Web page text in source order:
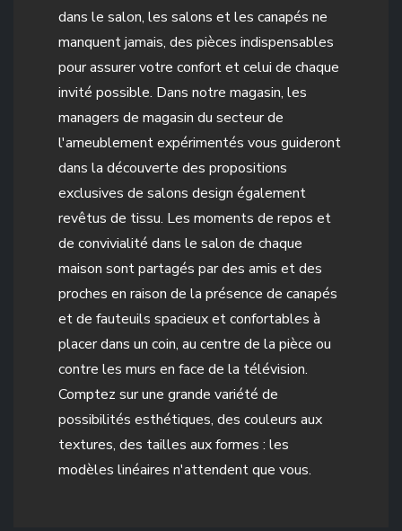
dans le salon, les salons et les canapés ne
manquent jamais, des pièces indispensables
pour assurer votre confort et celui de chaque
invité possible. Dans notre magasin, les
managers de magasin du secteur de
l'ameublement expérimentés vous guideront
dans la découverte des propositions
exclusives de salons design également
revêtus de tissu. Les moments de repos et
de convivialité dans le salon de chaque
maison sont partagés par des amis et des
proches en raison de la présence de canapés
et de fauteuils spacieux et confortables à
placer dans un coin, au centre de la pièce ou
contre les murs en face de la télévision.
Comptez sur une grande variété de
possibilités esthétiques, des couleurs aux
textures, des tailles aux formes : les
modèles linéaires n'attendent que vous.